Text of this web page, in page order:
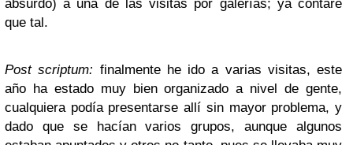
absurdo) a una de las visitas por galerías; ya contaré
que tal.
Post scriptum: finalmente he ido a varias visitas, este
año ha estado muy bien organizado a nivel de gente,
cualquiera podía presentarse allí sin mayor problema, y
dado que se hacían varios grupos, aunque algunos